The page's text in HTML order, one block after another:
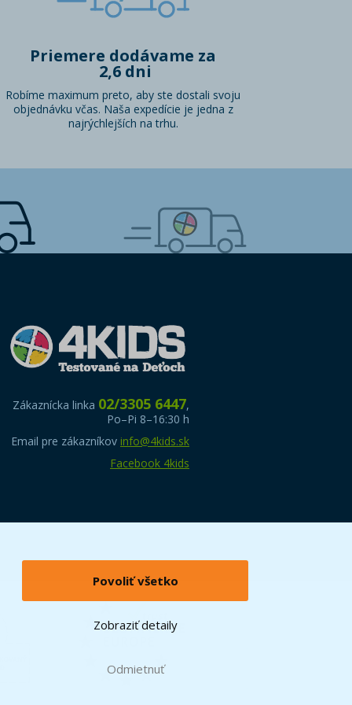
Povoliť všetko
Zobraziť detaily
Odmietnuť
Priemere dodávame za
2,6 dni
Robíme maximum preto, aby ste dostali svoju
objednávku včas. Naša expedície je jedna z
najrýchlejších na trhu.
Zákaznícka linka 02/3305 6447,
Po–Pi 8–16:30 h
Email pre zákazníkov info@4kids.sk
Facebook 4kids